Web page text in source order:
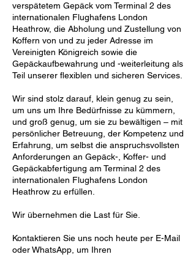
verspätetem Gepäck vom Terminal 2 des
internationalen Flughafens London
Heathrow, die Abholung und Zustellung von
Koffern von und zu jeder Adresse im
Vereinigten Königreich sowie die
Gepäckaufbewahrung und -weiterleitung als
Teil unserer flexiblen und sicheren Services.
Wir sind stolz darauf, klein genug zu sein,
um uns um Ihre Bedürfnisse zu kümmern,
und groß genug, um sie zu bewältigen – mit
persönlicher Betreuung, der Kompetenz und
Erfahrung, um selbst die anspruchsvollsten
Anforderungen an Gepäck-, Koffer- und
Gepäckabfertigung am Terminal 2 des
internationalen Flughafens London
Heathrow zu erfüllen.
Wir übernehmen die Last für Sie.
Kontaktieren Sie uns noch heute per E-Mail
oder WhatsApp, um Ihren